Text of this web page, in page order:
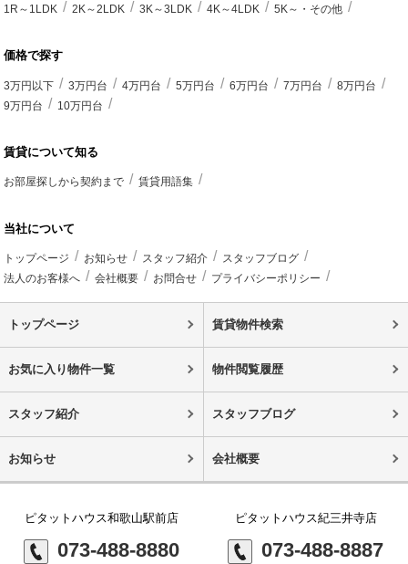
1R～1LDK 2K～2LDK 3K～3LDK 4K～4LDK 5K～・その他
価格で探す
3万円以下 3万円台 4万円台 5万円台 6万円台 7万円台
8万円台
9万円台
10万円台
賃貸について知る
お部屋探しから契約まで 賃貸用語集
当社について
トップページ お知らせ スタッフ紹介
スタッフブログ
法人のお客様へ
会社概要 お問合せ プライバシーポリシー
トップページ 賃貸物件検索
お気に入り物件一覧 物件閲覧履歴
スタッフ紹介 スタッフブログ
お知らせ 会社概要
ピタットハウス和歌山駅前店
073-488-8880
ピタットハウス紀三井寺店
073-488-8887